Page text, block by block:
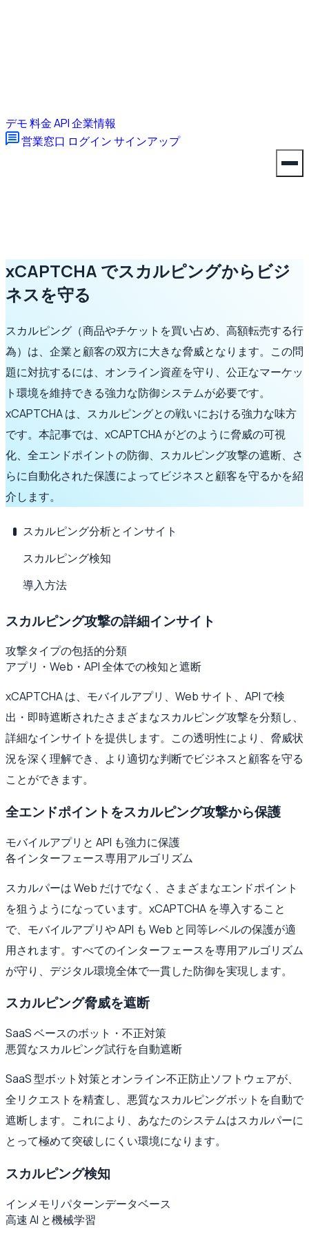
デモ料金API企業情報
営業窓口 ログインサインアップ
xCAPTCHA でスカルピングからビジ
ネスを守る
スカルピング（商品やチケットを買い占め、高額転売する行
為）は、企業と顧客の双方に大きな脅威となります。この問
題に対抗するには、オンライン資産を守り、公正なマーケッ
ト環境を維持できる強力な防御システムが必要です。
xCAPTCHA は、スカルピングとの戦いにおける強力な味方
です。本記事では、xCAPTCHA がどのように脅威の可視
化、全エンドポイントの防御、スカルピング攻撃の遮断、さ
らに自動化された保護によってビジネスと顧客を守るかを紹
介します。
スカルピング分析とインサイト
スカルピング検知
導入方法
スカルピング攻撃の詳細インサイト
攻撃タイプの包括的分類
アプリ・Web・API 全体での検知と遮断
xCAPTCHA は、モバイルアプリ、Web サイト、API で検
出・即時遮断されたさまざまなスカルピング攻撃を分類し、
詳細なインサイトを提供します。この透明性により、脅威状
況を深く理解でき、より適切な判断でビジネスと顧客を守る
ことができます。
全エンドポイントをスカルピング攻撃から保護
モバイルアプリと API も強力に保護
各インターフェース専用アルゴリズム
スカルパーは Web だけでなく、さまざまなエンドポイント
を狙うようになっています。xCAPTCHA を導入すること
で、モバイルアプリや API も Web と同等レベルの保護が適
用されます。すべてのインターフェースを専用アルゴリズム
が守り、デジタル環境全体で一貫した防御を実現します。
スカルピング脅威を遮断
SaaS ベースのボット・不正対策
悪質なスカルピング試行を自動遮断
SaaS 型ボット対策とオンライン不正防止ソフトウェアが、
全リクエストを精査し、悪質なスカルピングボットを自動で
遮断します。これにより、あなたのシステムはスカルパーに
とって極めて突破しにくい環境になります。
スカルピング検知
インメモリパターンデータベース
高速 AI と機械学習